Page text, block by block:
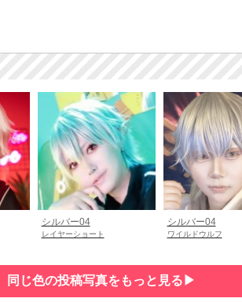
シルバー04
レイヤーショート
シルバー04
ワイルドウルフ